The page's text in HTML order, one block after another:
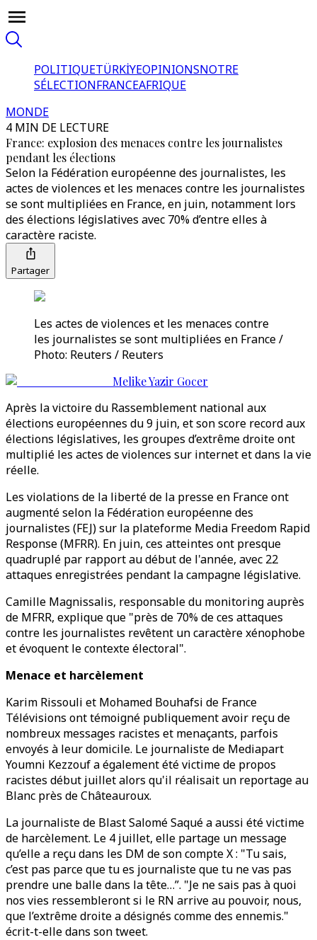
POLITIQUETÜRKİYEOPINIONSNOTRE
SÉLECTIONFRANCEAFRIQUE
MONDE
4 MIN DE LECTURE
France: explosion des menaces contre les journalistes
pendant les élections
Selon la Fédération européenne des journalistes, les
actes de violences et les menaces contre les journalistes
se sont multipliées en France, en juin, notamment lors
des élections législatives avec 70% d’entre elles à
caractère raciste.
Partager
Les actes de violences et les menaces contre
les journalistes se sont multipliées en France /
Photo: Reuters / Reuters
Melike Yazir Gocer
Après la victoire du Rassemblement national aux
élections européennes du 9 juin, et son score record aux
élections législatives, les groupes d’extrême droite ont
multiplié les actes de violences sur internet et dans la vie
réelle.
Les violations de la liberté de la presse en France ont
augmenté selon la Fédération européenne des
journalistes (FEJ) sur la plateforme Media Freedom Rapid
Response (MFRR). En juin, ces atteintes ont presque
quadruplé par rapport au début de l'année, avec 22
attaques enregistrées pendant la campagne législative.
Camille Magnissalis, responsable du monitoring auprès
de MFRR, explique que "près de 70% de ces attaques
contre les journalistes revêtent un caractère xénophobe
et évoquent le contexte électoral".
Menace et harcèlement
Karim Rissouli et Mohamed Bouhafsi de France
Télévisions ont témoigné publiquement avoir reçu de
nombreux messages racistes et menaçants, parfois
envoyés à leur domicile. Le journaliste de Mediapart
Youmni Kezzouf a également été victime de propos
racistes début juillet alors qu'il réalisait un reportage au
Blanc près de Châteauroux.
La journaliste de Blast Salomé Saqué a aussi été victime
de harcèlement. Le 4 juillet, elle partage un message
qu’elle a reçu dans les DM de son compte X : "Tu sais,
c’est pas parce que tu es journaliste que tu ne vas pas
prendre une balle dans la tête…”. "Je ne sais pas à quoi
nos vies ressembleront si le RN arrive au pouvoir, nous,
que l’extrême droite a désignés comme des ennemis."
écrit-t-elle dans son tweet.